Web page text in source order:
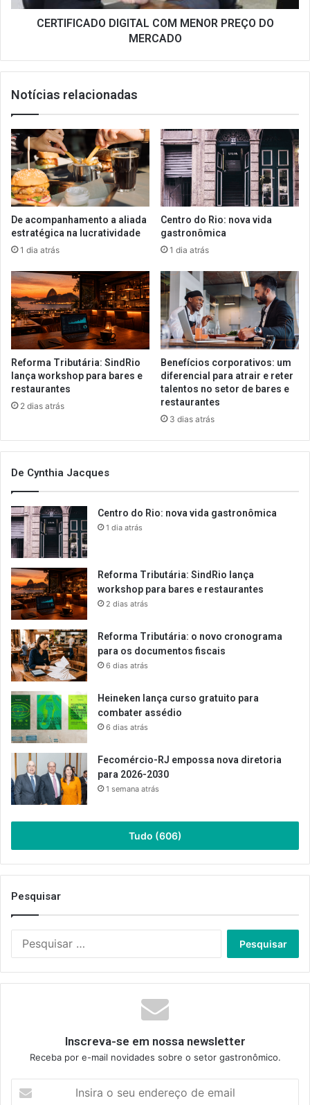
CERTIFICADO DIGITAL COM MENOR PREÇO DO
MERCADO
Notícias relacionadas
De acompanhamento a aliada
estratégica na lucratividade
1 dia atrás
Centro do Rio: nova vida
gastronômica
1 dia atrás
Reforma Tributária: SindRio
lança workshop para bares e
restaurantes
2 dias atrás
Benefícios corporativos: um
diferencial para atrair e reter
talentos no setor de bares e
restaurantes
3 dias atrás
De Cynthia Jacques
Centro do Rio: nova vida gastronômica
1 dia atrás
Reforma Tributária: SindRio lança
workshop para bares e restaurantes
2 dias atrás
Reforma Tributária: o novo cronograma
para os documentos fiscais
6 dias atrás
Heineken lança curso gratuito para
combater assédio
6 dias atrás
Fecomércio-RJ empossa nova diretoria
para 2026-2030
1 semana atrás
Tudo (606)
Pesquisar
Inscreva-se em nossa newsletter
Receba por e-mail novidades sobre o setor gastronômico.